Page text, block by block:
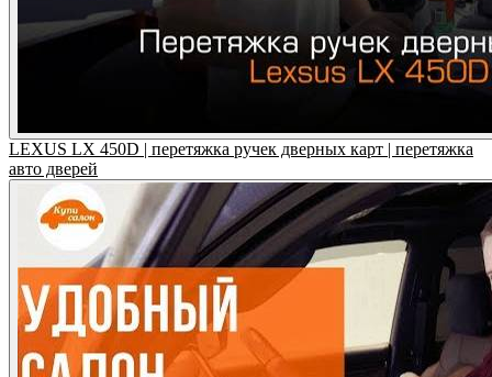
LEXUS LX 450D | перетяжка ручек дверных карт | перетяжка
авто дверей